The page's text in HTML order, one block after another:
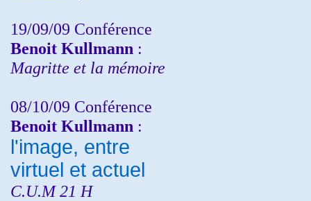
19/09/09 Conférence
Benoit Kullmann :
Magritte et la mémoire
08/10/09 Conférence
Benoit Kullmann :
l'image, entre
virtuel et actuel
C.U.M 21 H